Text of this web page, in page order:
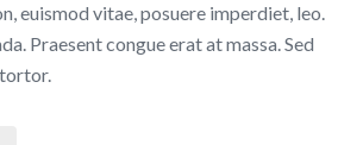
euismod vitae, posuere imperdiet, leo.
Praesent congue erat at massa. Sed